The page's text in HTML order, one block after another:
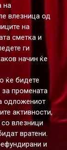
на
влезница од
на
сметка и
ги
начин ќе
ќе бидете
промената
одложениот
активности,
влезници
вратени.
и